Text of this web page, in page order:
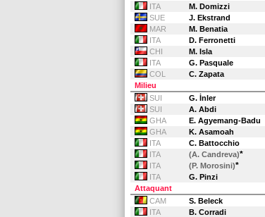
ITA
M. Domizzi
SUE
J. Ekstrand
MAR
M. Benatia
ITA
D. Ferronetti
CHI
M. Isla
ITA
G. Pasquale
COL
C. Zapata
Milieu
SUI
G. İnler
SUI
A. Abdi
GHA
E. Agyemang-Badu
GHA
K. Asamoah
ITA
C. Battocchio
ITA
(A. Candreva)*
ITA
(P. Morosini)*
ITA
G. Pinzi
Attaquant
CAM
S. Beleck
ITA
B. Corradi